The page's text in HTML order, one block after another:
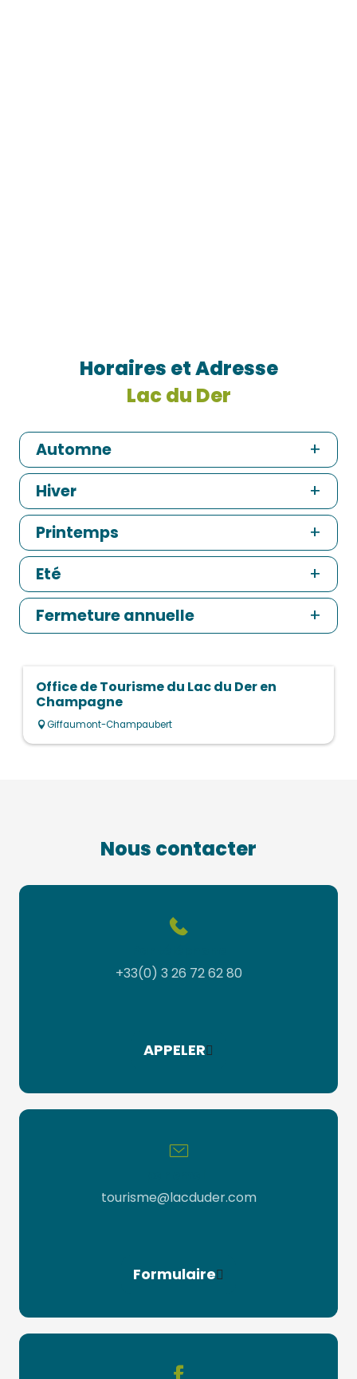
Horaires et Adresse
Lac du Der
Automne
Hiver
Printemps
Eté
Fermeture annuelle
Office de Tourisme du Lac du Der en
Champagne
Giffaumont-Champaubert
Nous contacter
+33(0) 3 26 72 62 80
APPELER
tourisme@lacduder.com
Formulaire